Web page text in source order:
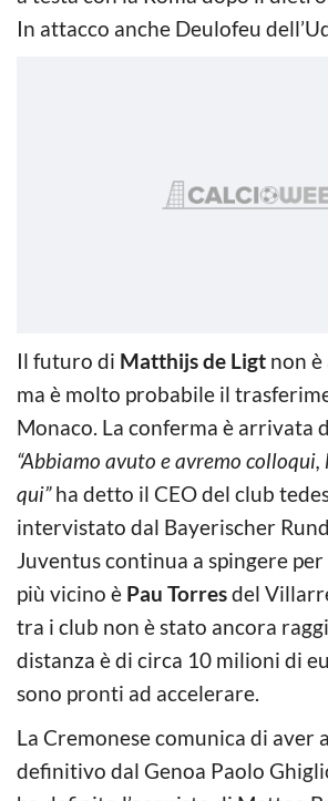
In attacco anche Deulofeu
Il futuro di Matthijs de Ligt non
ma è molto probabile il
Monaco. La conferma è arrivata
“Abbiamo avuto e avremo
qui”ha detto il CEO del club
intervistato dal Bayerischer
Juventus continua a spingere
più vicino è Pau Torresdel
tra i club non è stato ancora
distanza è di circa 10 milioni di
sono pronti ad accelerare.
La Cremonese comunica di aver
definitivo dal Genoa Paolo